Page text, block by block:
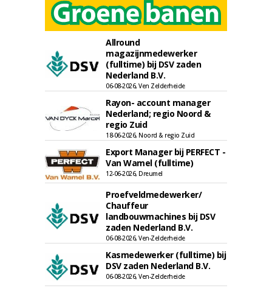
Allround
magazijnmedewerker
(fulltime) bij DSV zaden
Nederland B.V.
06-08-2026, Ven Zelderheide
Rayon- account manager
Nederland; regio Noord &
regio Zuid
18-06-2026, Noord & regio Zuid
Export Manager bij PERFECT -
Van Wamel (fulltime)
12-06-2026, Dreumel
Proefveldmedewerker/
Chauffeur
landbouwmachines bij DSV
zaden Nederland B.V.
06-08-2026, Ven-Zelderheide
Kasmedewerker (fulltime) bij
DSV zaden Nederland B.V.
06-08-2026, Ven-Zelderheide